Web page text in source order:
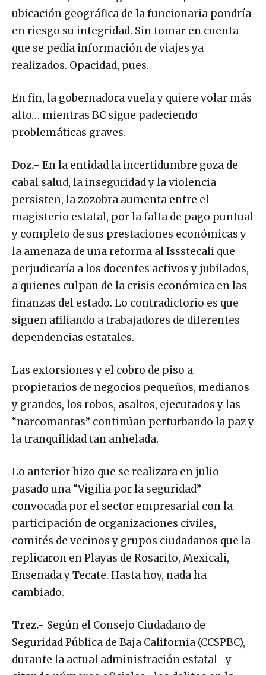
ubicación geográfica de la funcionaria pondría
en riesgo su integridad. Sin tomar en cuenta
que se pedía información de viajes ya
realizados. Opacidad, pues.
En fin, la gobernadora vuela y quiere volar más
alto… mientras BC sigue padeciendo
problemáticas graves.
Doz.- En la entidad la incertidumbre goza de
cabal salud, la inseguridad y la violencia
persisten, la zozobra aumenta entre el
magisterio estatal, por la falta de pago puntual
y completo de sus prestaciones económicas y
la amenaza de una reforma al Issstecali que
perjudicaría a los docentes activos y jubilados,
a quienes culpan de la crisis económica en las
finanzas del estado. Lo contradictorio es que
siguen afiliando a trabajadores de diferentes
dependencias estatales.
Las extorsiones y el cobro de piso a
propietarios de negocios pequeños, medianos
y grandes, los robos, asaltos, ejecutados y las
“narcomantas” continúan perturbando la paz y
la tranquilidad tan anhelada.
Lo anterior hizo que se realizara en julio
pasado una “Vigilia por la seguridad”
convocada por el sector empresarial con la
participación de organizaciones civiles,
comités de vecinos y grupos ciudadanos que la
replicaron en Playas de Rosarito, Mexicali,
Ensenada y Tecate. Hasta hoy, nada ha
cambiado.
Trez.- Según el Consejo Ciudadano de
Seguridad Pública de Baja California (CCSPBC),
durante la actual administración estatal -y